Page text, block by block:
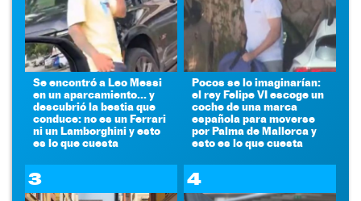
Se encontró a Leo Messi
en un aparcamiento... y
descubrió la bestia que
conduce: no es un Ferrari
ni un Lamborghini y esto
es lo que cuesta
Pocos se lo imaginarían:
el rey Felipe VI escoge un
coche de una marca
española para moverse
por Palma de Mallorca y
esto es lo que cuesta
3 4